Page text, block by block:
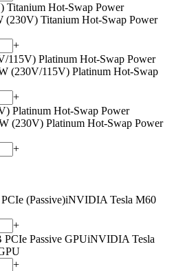
Titanium Hot-Swap Power
(230V) Titanium Hot-Swap Power
+
115V) Platinum Hot-Swap Power
(230V/115V) Platinum Hot-Swap
+
Platinum Hot-Swap Power
(230V) Platinum Hot-Swap Power
+
(Passive)iNVIDIA Tesla M60
+
Passive GPUiNVIDIA Tesla
+